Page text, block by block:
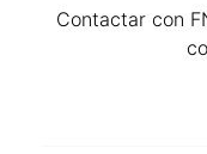
Contactar con